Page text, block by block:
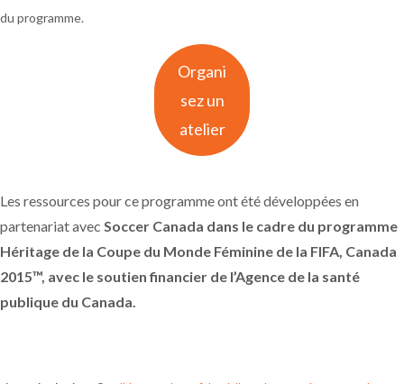
du programme.
Organi
sez un
atelier
Les ressources pour ce programme ont été développées en
partenariat avec Soccer Canada dans le cadre du programme
Héritage de la Coupe du Monde Féminine de la FIFA, Canada
2015™, avec le soutien financier de l’Agence de la santé
publique du Canada.